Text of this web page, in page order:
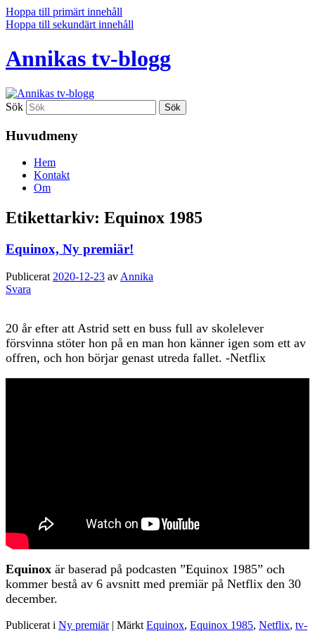
Hoppa till primärt innehåll
Hoppa till sekundärt innehåll
Annikas tv-blogg
Sök
Huvudmeny
Hem
Kontakt
Om
Etikettarkiv: Equinox 1985
Equinox, Ny premiär!
Publicerat 2020-12-23 av Annika
Svara
20 år efter att Astrid sett en buss full av skolelever
försvinna stöter hon på en man hon känner igen som ett av
offren, och hon börjar genast utreda fallet. -Netflix
Equinox är baserad på podcasten ”Equinox 1985” och
kommer bestå av 6 avsnitt med premiär på Netflix den 30
december.
Publicerat i Ny premiär | Märkt Equinox, Equinox 1985, Netflix, tv-